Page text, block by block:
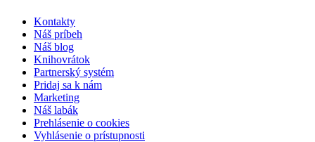
Kontakty
Náš príbeh
Náš blog
Knihovrátok
Partnerský systém
Pridaj sa k nám
Marketing
Náš labák
Prehlásenie o cookies
Vyhlásenie o prístupnosti